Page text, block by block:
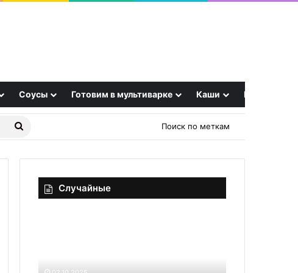
Соусы Готовим в мультиварке Каши Еще
Найти
Поиск по меткам
Случайные